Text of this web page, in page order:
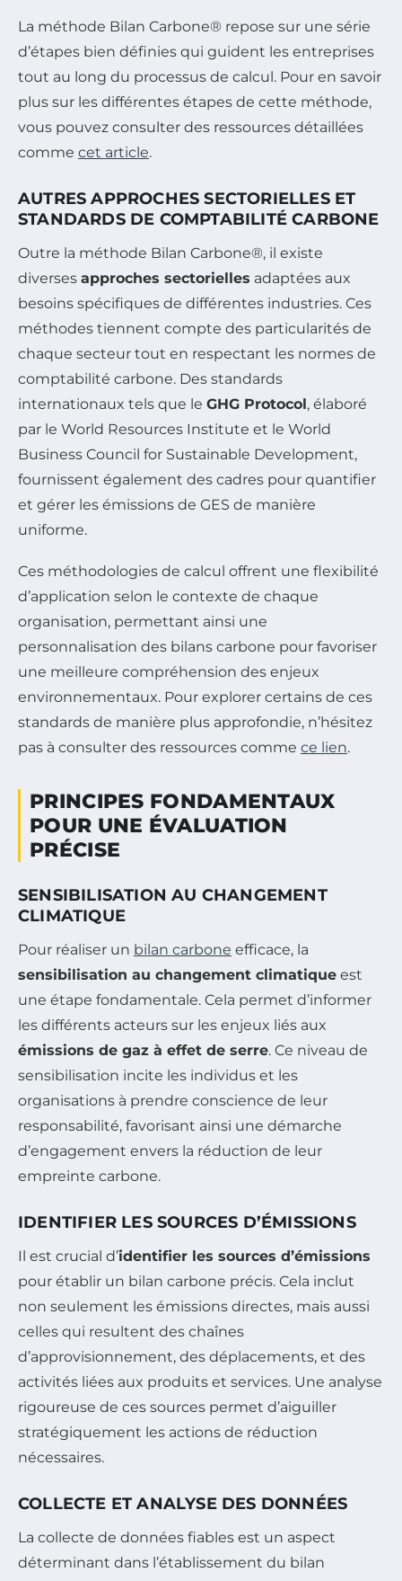
La méthode Bilan Carbone® repose sur une série
d’étapes bien définies qui guident les entreprises
tout au long du processus de calcul. Pour en savoir
plus sur les différentes étapes de cette méthode,
vous pouvez consulter des ressources détaillées
comme cet article.
AUTRES APPROCHES SECTORIELLES ET
STANDARDS DE COMPTABILITÉ CARBONE
Outre la méthode Bilan Carbone®, il existe
diverses approches sectorielles adaptées aux
besoins spécifiques de différentes industries. Ces
méthodes tiennent compte des particularités de
chaque secteur tout en respectant les normes de
comptabilité carbone. Des standards
internationaux tels que le GHG Protocol, élaboré
par le World Resources Institute et le World
Business Council for Sustainable Development,
fournissent également des cadres pour quantifier
et gérer les émissions de GES de manière
uniforme.
Ces méthodologies de calcul offrent une flexibilité
d’application selon le contexte de chaque
organisation, permettant ainsi une
personnalisation des bilans carbone pour favoriser
une meilleure compréhension des enjeux
environnementaux. Pour explorer certains de ces
standards de manière plus approfondie, n’hésitez
pas à consulter des ressources comme ce lien.
PRINCIPES FONDAMENTAUX
POUR UNE ÉVALUATION
PRÉCISE
SENSIBILISATION AU CHANGEMENT
CLIMATIQUE
Pour réaliser un bilan carbone efficace, la
sensibilisation au changement climatique est
une étape fondamentale. Cela permet d’informer
les différents acteurs sur les enjeux liés aux
émissions de gaz à effet de serre. Ce niveau de
sensibilisation incite les individus et les
organisations à prendre conscience de leur
responsabilité, favorisant ainsi une démarche
d’engagement envers la réduction de leur
empreinte carbone.
IDENTIFIER LES SOURCES D’ÉMISSIONS
Il est crucial d’identifier les sources d’émissions
pour établir un bilan carbone précis. Cela inclut
non seulement les émissions directes, mais aussi
celles qui resultent des chaînes
d’approvisionnement, des déplacements, et des
activités liées aux produits et services. Une analyse
rigoureuse de ces sources permet d’aiguiller
stratégiquement les actions de réduction
nécessaires.
COLLECTE ET ANALYSE DES DONNÉES
La collecte de données fiables est un aspect
déterminant dans l’établissement du bilan